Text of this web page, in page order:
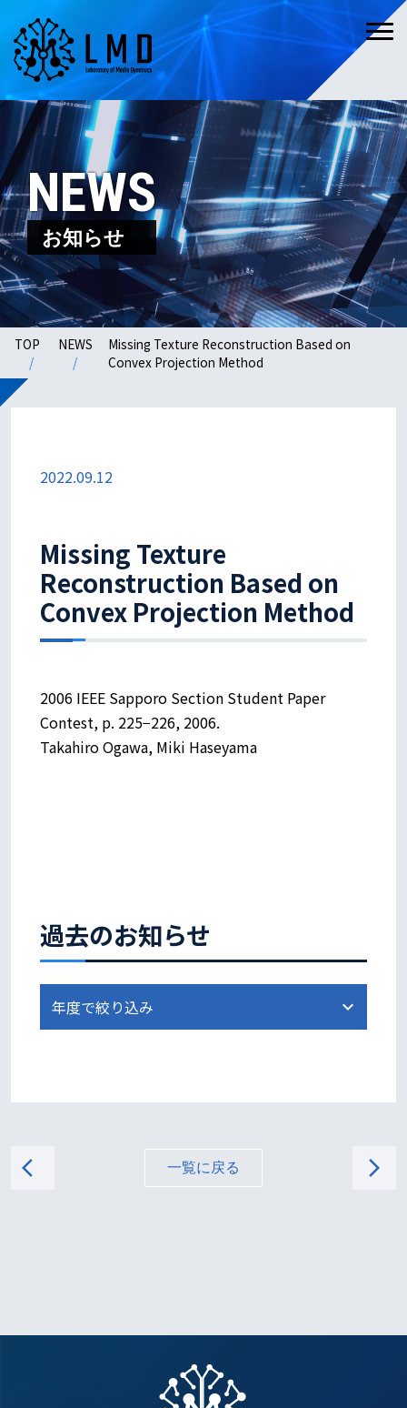
NEWS
お知らせ
TOP NEWS
Missing Texture Reconstruction Based on
Convex Projection Method
過去のお知らせ
2022.09.12
Missing Texture
Reconstruction Based on
Convex Projection Method
2006 IEEE Sapporo Section Student Paper
Contest, p. 225−226, 2006.
Takahiro Ogawa, Miki Haseyama
arrow_back_ios 一覧に戻る arrow_forward_ios